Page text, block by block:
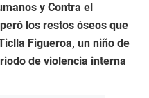
y Contra el
los restos óseos que
Figueroa, un niño de
de violencia interna